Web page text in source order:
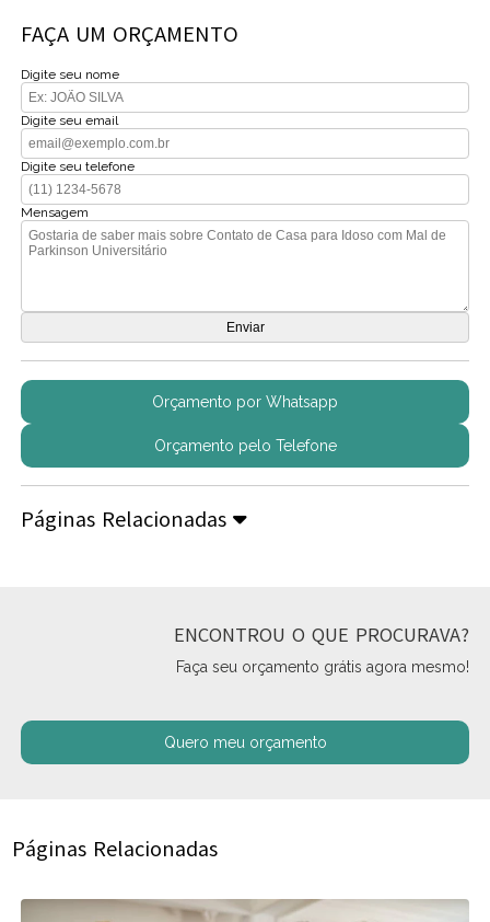
FAÇA UM ORÇAMENTO
Digite seu nome
Digite seu email
Digite seu telefone
Mensagem
Orçamento por Whatsapp
Orçamento pelo Telefone
Páginas Relacionadas
ENCONTROU O QUE PROCURAVA?
Faça seu orçamento grátis agora mesmo!
Quero meu orçamento
Páginas Relacionadas